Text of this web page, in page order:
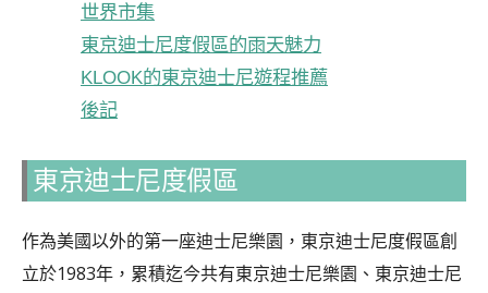
世界市集
東京迪士尼度假區的雨天魅力
KLOOK的東京迪士尼遊程推薦
後記
東京迪士尼度假區
作為美國以外的第一座迪士尼樂園，東京迪士尼度假區創
立於1983年，累積迄今共有東京迪士尼樂園、東京迪士尼